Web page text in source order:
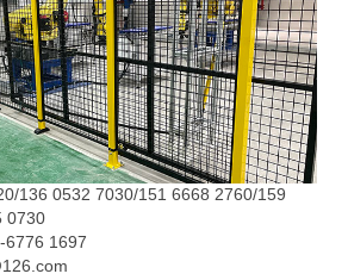
136 0532 7030/151 6668 2760/159
0730
6776 1697